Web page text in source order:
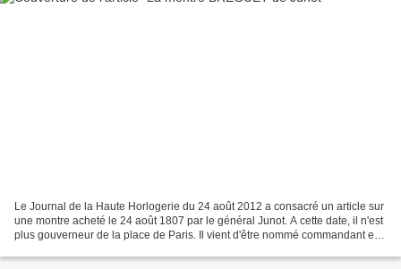
Le Journal de la Haute Horlogerie du 24 août 2012 a consacré un article sur
une montre acheté le 24 août 1807 par le général Junot. A cette date, il n'est
plus gouverneur de la place de Paris. Il vient d'être nommé commandant en